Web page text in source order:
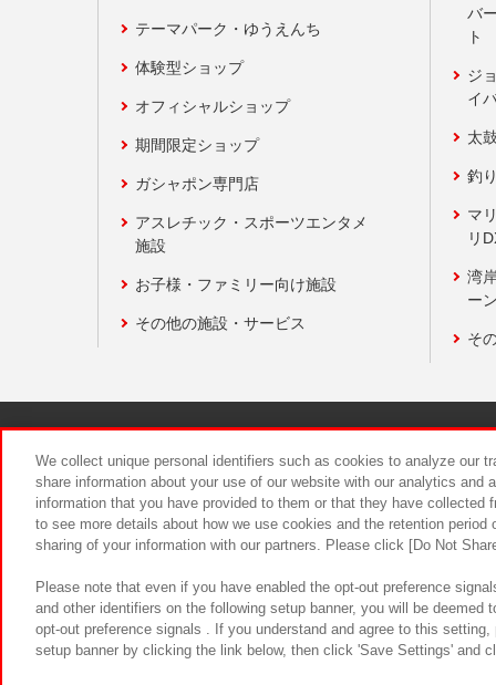
テーマパーク・ゆうえんち
体験型ショップ
オフィシャルショップ
期間限定ショップ
ガシャポン専門店
アスレチック・スポーツエンタメ
施設
お子様・ファミリー向け施設
その他の施設・サービス
バ
ト
ジ
イ
太
釣
マ
リ
湾
ー
そ
食品のご
We collect unique personal identifiers such as cookies to analyze our
share information about your use of our website with our analytics and
information that you have provided to them or that they have
to see more details about how we use cookies and the retention
sharing of your information with our partners. Please click [Do Not
Please note that even if you have enabled the opt-out preference
and other identifiers on the following setup banner, you will be
opt-out preference signals . If you understand and agree to this
setup banner by clicking the link below, then click 'Save Settings' and